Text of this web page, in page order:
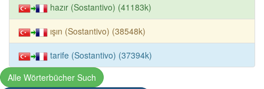
hazır (Sostantivo) (41183k)
ışın (Sostantivo) (38548k)
tarife (Sostantivo) (37394k)
Alle Wörterbücher Such